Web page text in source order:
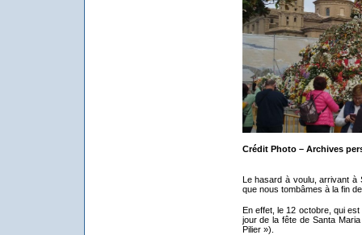
Crédit Photo – Archives
Le hasard à voulu, arrivant à
que nous tombâmes à la fin
En effet, le 12 octobre, qui
jour de la fête de Santa
Pilier »).